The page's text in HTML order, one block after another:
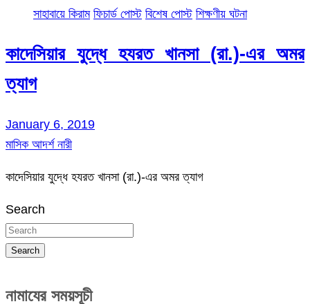
সাহাবায়ে কিরাম ফিচার্ড পোস্ট বিশেষ পোস্ট শিক্ষণীয় ঘটনা
কাদেসিয়ার যুদ্ধে হযরত খানসা (রা.)-এর অমর
ত্যাগ
January 6, 2019
মাসিক আদর্শ নারী
কাদেসিয়ার যুদ্ধে হযরত খানসা (রা.)-এর অমর ত্যাগ
Search
Search
নামাযের সময়সূচী